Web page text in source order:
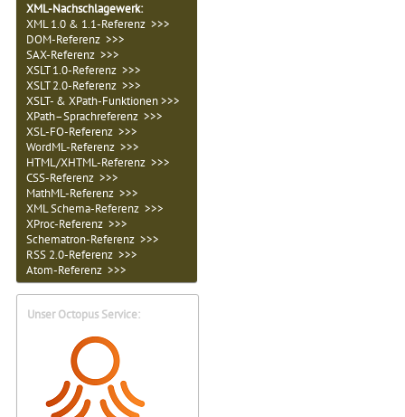
XML-Nachschlagewerk:
XML 1.0 & 1.1-Referenz >>>
DOM-Referenz >>>
SAX-Referenz >>>
XSLT 1.0-Referenz >>>
XSLT 2.0-Referenz >>>
XSLT- & XPath-Funktionen >>>
XPath–Sprachreferenz >>>
XSL-FO-Referenz >>>
WordML-Referenz >>>
HTML/XHTML-Referenz >>>
CSS-Referenz >>>
MathML-Referenz >>>
XML Schema-Referenz >>>
XProc-Referenz >>>
Schematron-Referenz >>>
RSS 2.0-Referenz >>>
Atom-Referenz >>>
Unser Octopus Service: